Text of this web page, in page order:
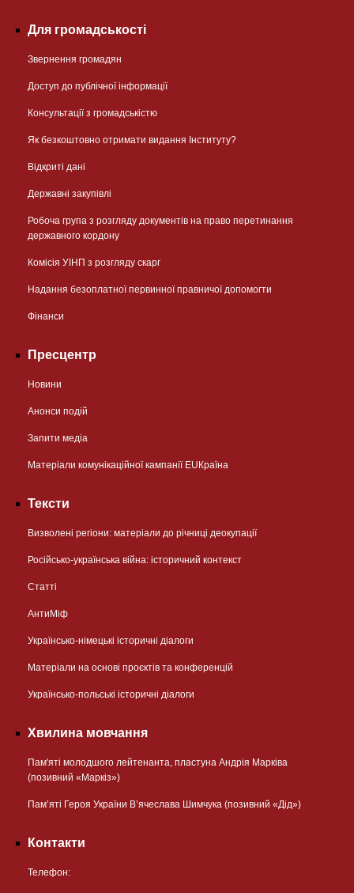
Для громадськості
Звернення громадян
Доступ до публічної інформації
Консультації з громадськістю
Як безкоштовно отримати видання Інституту?
Відкриті дані
Державні закупівлі
Робоча група з розгляду документів на право перетинання
державного кордону
Комісія УІНП з розгляду скарг
Надання безоплатної первинної правничої допомогти
Фінанси
Пресцентр
Новини
Анонси подій
Запити медіа
Матеріали комунікаційної кампанії EUКраїна
Тексти
Визволені регіони: матеріали до річниці деокупації
Російсько-українська війна: історичний контекст
Статті
АнтиМіф
Українсько-німецькі історичні діалоги
Матеріали на основі проєктів та конференцій
Українсько-польські історичні діалоги
Хвилина мовчання
Пам'яті молодшого лейтенанта, пластуна Андрія Марківа
(позивний «Маркіз»)
Пам’яті Героя України В’ячеслава Шимчука (позивний «Дід»)
Контакти
Телефон: